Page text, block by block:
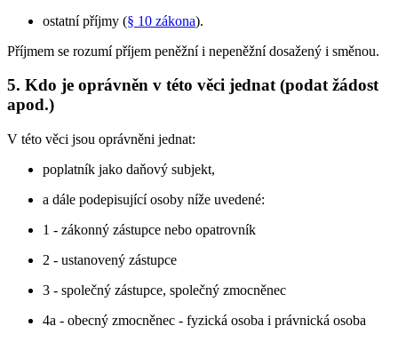
ostatní příjmy (§ 10 zákona).
Příjmem se rozumí příjem peněžní i nepeněžní dosažený i směnou.
5. Kdo je oprávněn v této věci jednat (podat žádost
apod.)
V této věci jsou oprávněni jednat:
poplatník jako daňový subjekt,
a dále podepisující osoby níže uvedené:
1 - zákonný zástupce nebo opatrovník
2 - ustanovený zástupce
3 - společný zástupce, společný zmocněnec
4a - obecný zmocněnec - fyzická osoba i právnická osoba